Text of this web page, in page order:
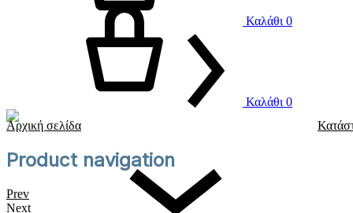
Καλάθι 0
Καλάθι 0
Αρχική σελίδα
Product navigation
Prev
Next